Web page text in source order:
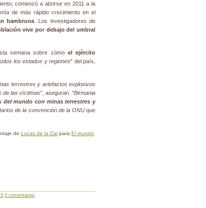
comenzó a abrirse en 2011 a la
de más rápido crecimiento en el
hambruna. Los investigadores de
vive por debajo del umbral
semana sobre cómo el ejército
los estados y regiones" del país,
terrestres y artefactos explosivos
de las víctimas", aseguran. "Birmania
del mundo con minas terrestres y
de la convención de la ONU que
de Lucas de la Cal para El mundo
0 comentarios